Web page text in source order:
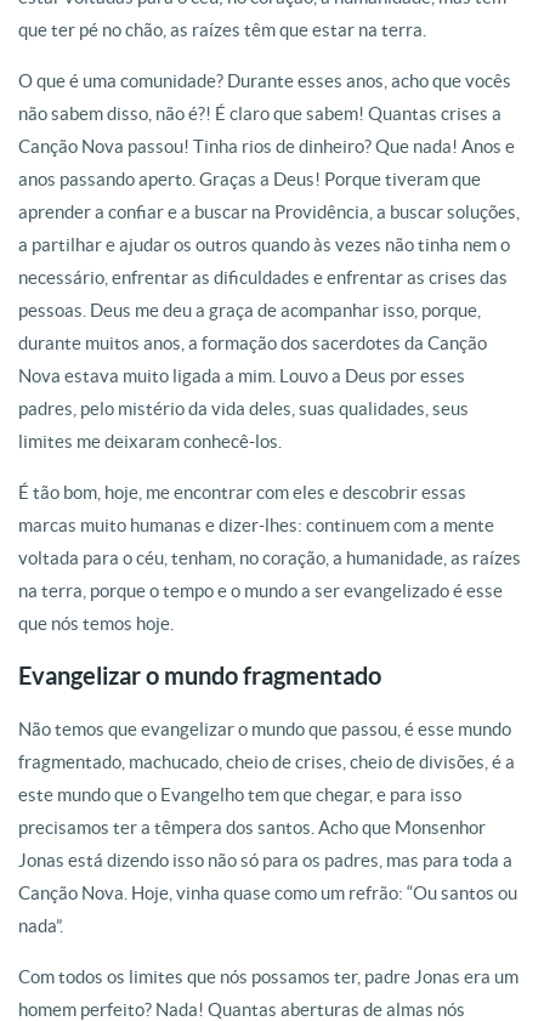
que ter pé no chão, as raízes têm que estar na terra.
O que é uma comunidade? Durante esses anos, acho que vocês
não sabem disso, não é?! É claro que sabem! Quantas crises a
Canção Nova passou! Tinha rios de dinheiro? Que nada! Anos e
anos passando aperto. Graças a Deus! Porque tiveram que
aprender a confiar e a buscar na Providência, a buscar soluções,
a partilhar e ajudar os outros quando às vezes não tinha nem o
necessário, enfrentar as dificuldades e enfrentar as crises das
pessoas. Deus me deu a graça de acompanhar isso, porque,
durante muitos anos, a formação dos sacerdotes da Canção
Nova estava muito ligada a mim. Louvo a Deus por esses
padres, pelo mistério da vida deles, suas qualidades, seus
limites me deixaram conhecê-los.
É tão bom, hoje, me encontrar com eles e descobrir essas
marcas muito humanas e dizer-lhes: continuem com a mente
voltada para o céu, tenham, no coração, a humanidade, as raízes
na terra, porque o tempo e o mundo a ser evangelizado é esse
que nós temos hoje.
Evangelizar o mundo fragmentado
Não temos que evangelizar o mundo que passou, é esse mundo
fragmentado, machucado, cheio de crises, cheio de divisões, é a
este mundo que o Evangelho tem que chegar, e para isso
precisamos ter a têmpera dos santos. Acho que Monsenhor
Jonas está dizendo isso não só para os padres, mas para toda a
Canção Nova. Hoje, vinha quase como um refrão: “Ou santos ou
nada”.
Com todos os limites que nós possamos ter, padre Jonas era um
homem perfeito? Nada! Quantas aberturas de almas nós